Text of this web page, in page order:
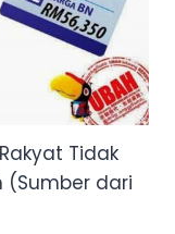
Tidak
(Sumber dari